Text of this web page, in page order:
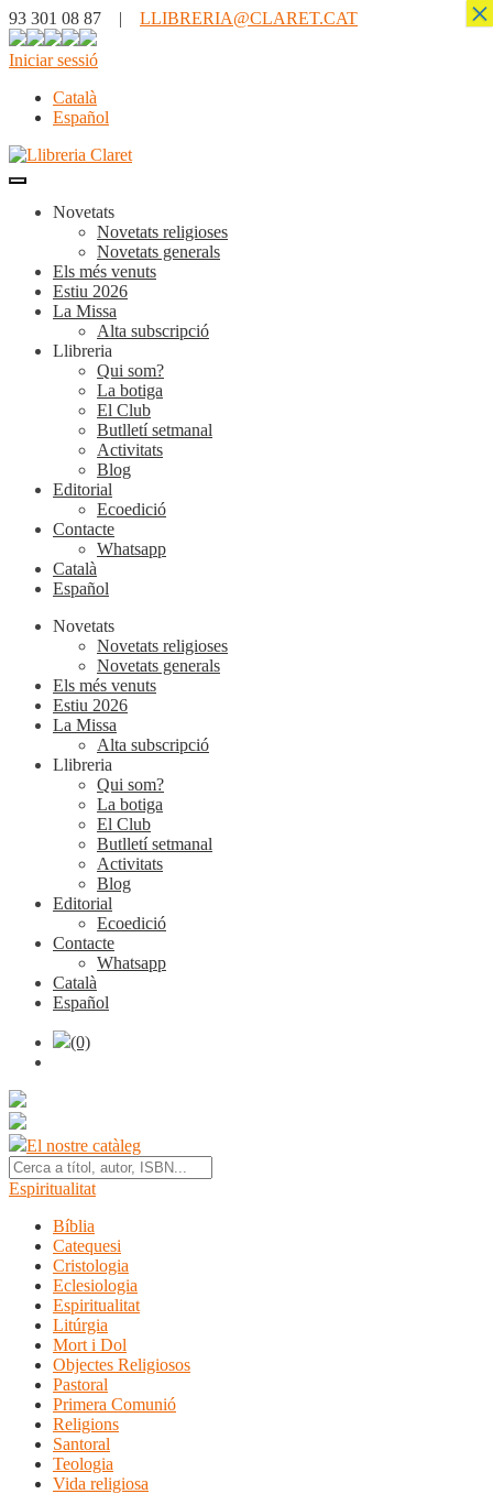
93 301 08 87 | LLIBRERIA@CLARET.CAT
Iniciar sessió
Català
Español
Novetats
Novetats religioses
Novetats generals
Els més venuts
Estiu 2026
La Missa
Alta subscripció
Llibreria
Qui som?
La botiga
El Club
Butlletí setmanal
Activitats
Blog
Editorial
Ecoedició
Contacte
Whatsapp
Català
Español
Novetats
Novetats religioses
Novetats generals
Els més venuts
Estiu 2026
La Missa
Alta subscripció
Llibreria
Qui som?
La botiga
El Club
Butlletí setmanal
Activitats
Blog
Editorial
Ecoedició
Contacte
Whatsapp
Català
Español
(0)
El nostre catàleg
Espiritualitat
Bíblia
Catequesi
Cristologia
Eclesiologia
Espiritualitat
Litúrgia
Mort i Dol
Objectes Religiosos
Pastoral
Primera Comunió
Religions
Santoral
Teologia
Vida religiosa
×